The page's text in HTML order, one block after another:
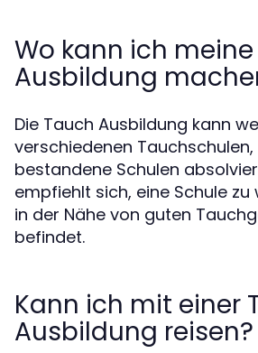
Wo kann ich
Ausbildung
Die Tauch Ausbildung kann
verschiedenen
bestandene Schulen
empfiehlt sich, eine Schule zu
in der Nähe von guten
befindet.
Kann ich mit einer
Ausbildung reisen?